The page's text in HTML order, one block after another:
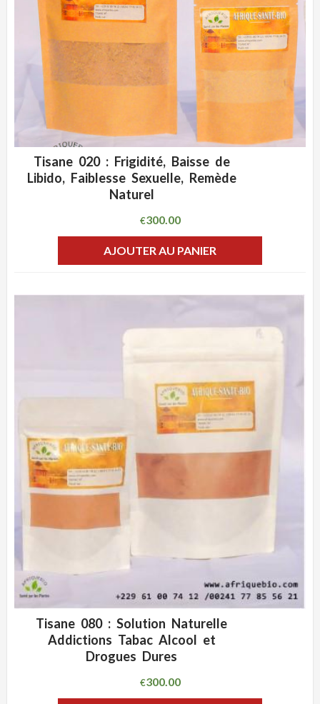
CLIQUEZ POUR VOIR
ADD WISHLIST
Tisane 020 : Frigidité, Baisse de
Libido, Faiblesse Sexuelle, Remède
Naturel
€300.00
AJOUTER AU PANIER
ADD WISHLIST
Tisane 080 : Solution Naturelle
Addictions Tabac Alcool et
Drogues Dures
€300.00